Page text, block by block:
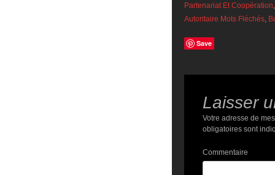
Partenariat Et Coopération
Autoritaire Mots Fléchés,
Save
Laisser
Votre adresse de
obligatoires sont
Commentaire